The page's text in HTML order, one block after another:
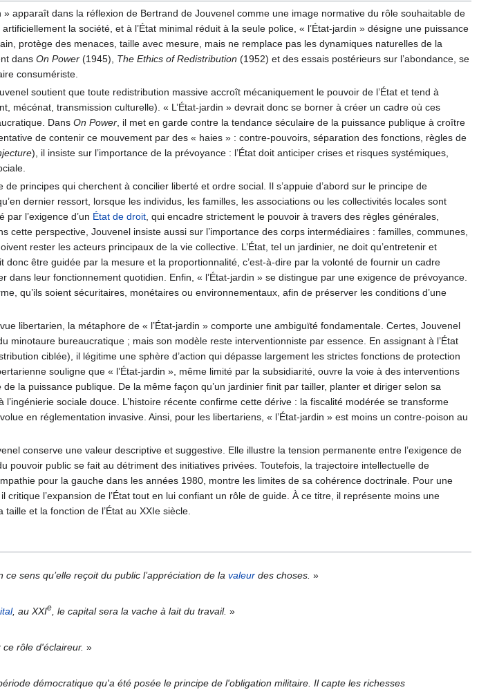
» apparaît dans la réflexion de Bertrand de Jouvenel comme une image normative du rôle souhaitable de
la société, et à l’État minimal réduit à la seule police, « l’État-jardin » désigne une puissance
protège des menaces, taille avec mesure, mais ne remplace pas les dynamiques naturelles de la
dansOn Power (1945), The Ethics of Redistribution (1952) et des essais postérieurs sur l’abondance, se
consumériste.
soutient que toute redistribution massive accroît mécaniquement le pouvoir de l’État et tend à
mécénat, transmission culturelle). « L’État-jardin » devrait donc se borner à créer un cadre où ces
DansOn Power , il met en garde contre la tendance séculaire de la puissance publique à croître
de contenir ce mouvement par des « haies » : contre-pouvoirs, séparation des fonctions, règles de
), il insiste sur l’importance de la prévoyance : l’État doit anticiper crises et risques systémiques,
de principes qui cherchent à concilier liberté et ordre social. Il s’appuie d’abord sur le principe de
dernier ressort, lorsque les individus, les familles, les associations ou les collectivités locales sont
l’exigence d’un État de droit , qui encadre strictement le pouvoir à travers des règles générales,
perspective, Jouvenel insiste aussi sur l’importance des corps intermédiaires : familles, communes,
rester les acteurs principaux de la vie collective. L’État, tel un jardinier, ne doit qu’entretenir et
être guidée par la mesure et la proportionnalité, c’est-à-dire par la volonté de fournir un cadre
dans leur fonctionnement quotidien. Enfin, « l’État-jardin » se distingue par une exigence de prévoyance.
qu’ils soient sécuritaires, monétaires ou environnementaux, afin de préserver les conditions d’une
libertarien, la métaphore de « l’État-jardin » comporte une ambiguïté fondamentale. Certes, Jouvenel
minotaure bureaucratique ; mais son modèle reste interventionniste par essence. En assignant à l’État
ciblée), il légitime une sphère d’action qui dépasse largement les strictes fonctions de protection
souligne que « l’État-jardin », même limité par la subsidiarité, ouvre la voie à des interventions
la puissance publique. De la même façon qu’un jardinier finit par tailler, planter et diriger selon sa
sociale douce. L’histoire récente confirme cette dérive : la fiscalité modérée se transforme
en réglementation invasive. Ainsi, pour les libertariens, « l’État-jardin » est moins un contre-poison au
conserve une valeur descriptive et suggestive. Elle illustre la tension permanente entre l’exigence de
pouvoir public se fait au détriment des initiatives privées. Toutefois, la trajectoire intellectuelle de
pour la gauche dans les années 1980, montre les limites de sa cohérence doctrinale. Pour une
critique l’expansion de l’État tout en lui confiant un rôle de guide. À ce titre, il représente moins une
et la fonction de l’État au XXIe siècle.
sens qu’elle reçoit du public l’appréciation de lavaleur des choses. »
, au XXIe, le capital sera la vache à lait du travail. »
rôle d'éclaireur. »
démocratique qu'a été posée le principe de l'obligation militaire. Il capte les richesses